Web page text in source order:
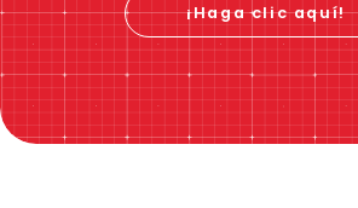
¡Haga clic aquí!